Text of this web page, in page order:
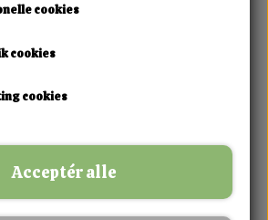
sko i Silkeborg
af damesko til både hverdag
er til sneakers, støvler, sandaler
du det hos os.
og fritid
vinterfodtøj
sommersko
cookies
cookies
cookies
Acceptér alle